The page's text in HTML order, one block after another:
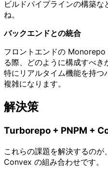
ビルドパイプラインの構築
ね。
バックエンドとの統合
フロントエンドの
る際、どのように構成すべき
特にリアルタイム機能を持つ
複雑になります。
解決策
Turborepo + PNPM +
これらの課題を解決するの
Convex の組み合わせです。